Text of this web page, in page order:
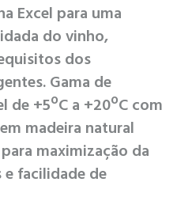
Excel para uma
do vinho,
dos
Gama de
+5ºC a +20ºC com
madeira natural
maximização da
facilidade de